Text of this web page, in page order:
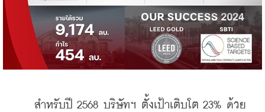
สำหรับปี 2568 บริษัทฯ ตั้งเป้าเติบโต 23% ด้วย